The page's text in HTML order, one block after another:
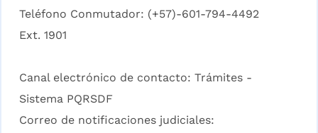
Teléfono Conmutador: (+57)-601-794-4492
Ext. 1901
Canal electrónico de contacto: Trámites -
Sistema PQRSDF
Correo de notificaciones judiciales: